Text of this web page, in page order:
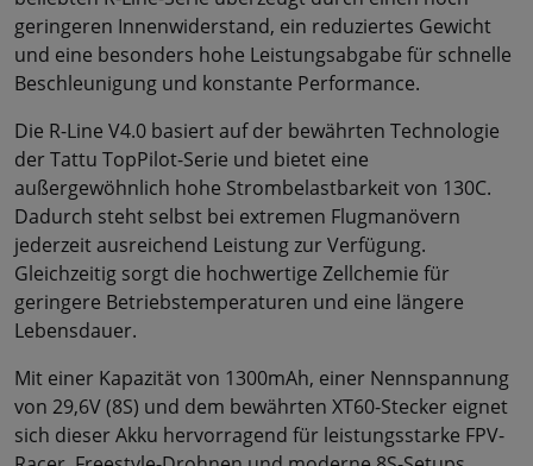
geringeren Innenwiderstand, ein reduziertes Gewicht
und eine besonders hohe Leistungsabgabe für schnelle
Beschleunigung und konstante Performance.
Die R-Line V4.0 basiert auf der bewährten Technologie
der Tattu TopPilot-Serie und bietet eine
außergewöhnlich hohe Strombelastbarkeit von 130C.
Dadurch steht selbst bei extremen Flugmanövern
jederzeit ausreichend Leistung zur Verfügung.
Gleichzeitig sorgt die hochwertige Zellchemie für
geringere Betriebstemperaturen und eine längere
Lebensdauer.
Mit einer Kapazität von 1300mAh, einer Nennspannung
von 29,6V (8S) und dem bewährten XT60-Stecker eignet
sich dieser Akku hervorragend für leistungsstarke FPV-